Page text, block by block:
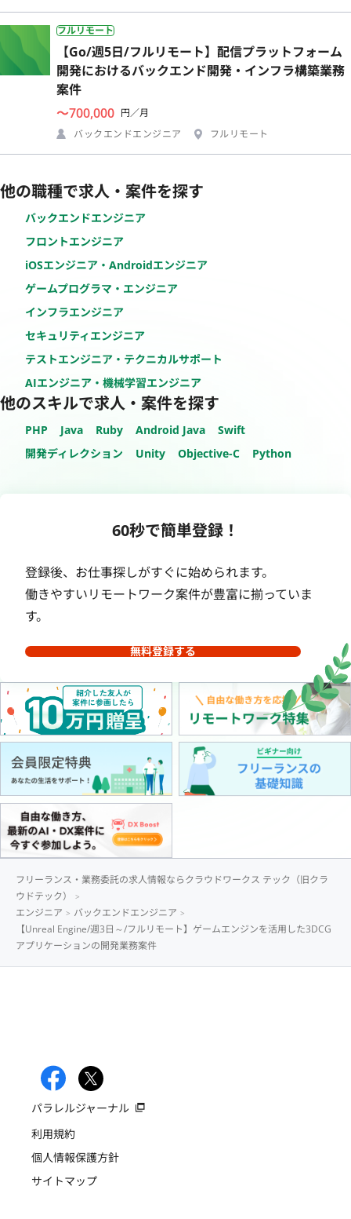
フルリモート
【Go/週5日/フルリモート】配信プラットフォーム
開発におけるバックエンド開発・インフラ構築業務
案件
〜700,000 円／月
バックエンドエンジニア
フルリモート
他の職種で求人・案件を探す
バックエンドエンジニア
フロントエンジニア
iOSエンジニア・Androidエンジニア
ゲームプログラマ・エンジニア
インフラエンジニア
セキュリティエンジニア
テストエンジニア・テクニカルサポート
AIエンジニア・機械学習エンジニア
他のスキルで求人・案件を探す
PHP Java Ruby Android Java
Swift
開発ディレクション
Unity Objective-C Python
60秒で簡単登録！
登録後、お仕事探しがすぐに始められます。
働きやすいリモートワーク案件が豊富に揃っていま
す。
無料登録する
フリーランス・業務委託の求人情報ならクラウドワークス テック（旧クラ
ウドテック）
エンジニア
バックエンドエンジニア
【Unreal Engine/週3日～/フルリモート】ゲームエンジンを活用した3DCG
アプリケーションの開発業務案件
パラレルジャーナル
利用規約
個人情報保護方針
サイトマップ